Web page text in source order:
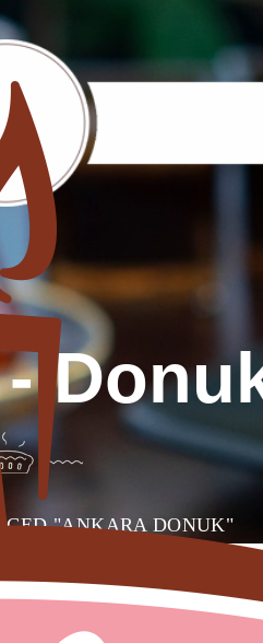
"ANKARA DONUK"